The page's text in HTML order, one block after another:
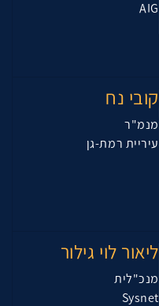
AIG
קובי נח
מנמ"ר
עיריית רמת-גן
ליאור לוי גילור
מנכ"לית
Sysnet